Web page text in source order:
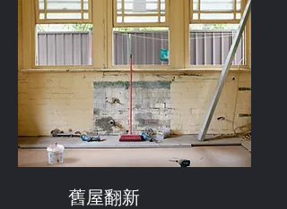
​舊屋翻新